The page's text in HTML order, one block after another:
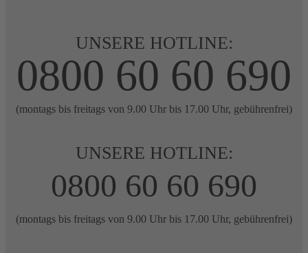
UNSERE HOTLINE:
0800 60 60 690
(montags bis freitags von 9.00 Uhr bis 17.00 Uhr, gebührenfrei)
UNSERE HOTLINE:
0800 60 60 690
(montags bis freitags von 9.00 Uhr bis 17.00 Uhr, gebührenfrei)